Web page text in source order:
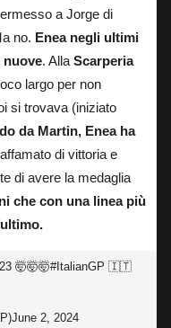
a Jorge di
no. Enea negli ultimi
nuove. Alla Scarperia
largo per non
si trovava (iniziato
da Martin, Enea ha
di vittoria e
di avere la medaglia
che con una linea più
🤯🤯🤯#ItalianGP 🇮🇹
June 2, 2024